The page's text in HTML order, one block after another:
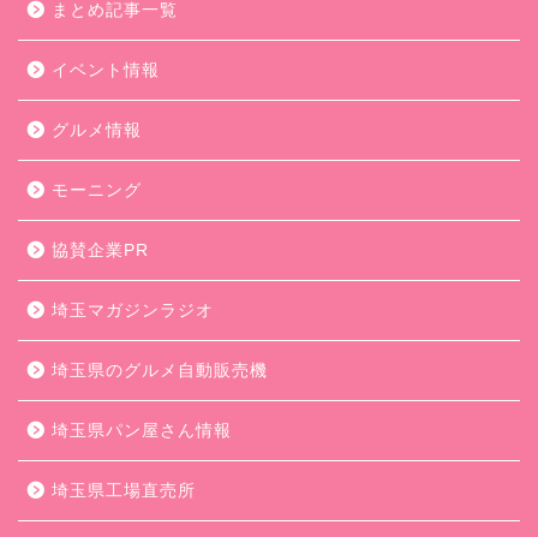
まとめ記事一覧
イベント情報
グルメ情報
モーニング
協賛企業PR
埼玉マガジンラジオ
埼玉県のグルメ自動販売機
埼玉県パン屋さん情報
埼玉県工場直売所